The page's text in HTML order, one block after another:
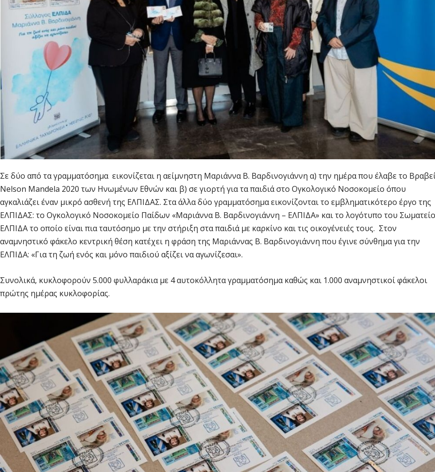
Σε δύο από τα γραμματόσημα εικονίζεται η αείμνηστη Μαριάννα Β. Βαρδινογιάννη α) την ημέρα που έλαβε το
Nelson Mandela 2020 των Ηνωμένων Εθνών και β) σε γιορτή για τα παιδιά στο Ογκολογικό Νοσοκομείο όπου
αγκαλιάζει έναν μικρό ασθενή της ΕΛΠΙΔΑΣ. Στα άλλα δύο γραμματόσημα εικονίζονται το εμβληματικότερο έργο της
ΕΛΠΙΔΑΣ: το Ογκολογικό Νοσοκομείο Παίδων «Μαριάννα Β. Βαρδινογιάννη – ΕΛΠΙΔΑ» και το λογότυπο του
ΕΛΠΙΔΑ το οποίο είναι πια ταυτόσημο με την στήριξη στα παιδιά με καρκίνο και τις οικογένειές τους. Στον
αναμνηστικό φάκελο κεντρική θέση κατέχει η φράση της Μαριάννας Β. Βαρδινογιάννη που έγινε σύνθημα για την
ΕΛΠΙΔΑ: «Για τη ζωή ενός και μόνο παιδιού αξίζει να αγωνίζεσαι».
Συνολικά, κυκλοφορούν 5.000 φυλλαράκια με 4 αυτοκόλλητα γραμματόσημα καθώς και 1.000 αναμνηστικοί φάκελοι
πρώτης ημέρας κυκλοφορίας.